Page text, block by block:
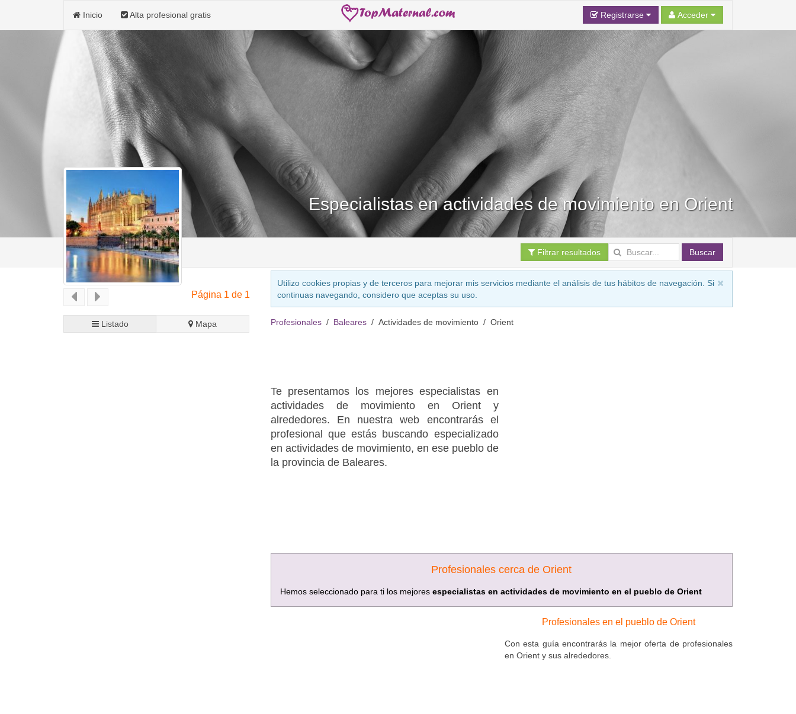
Inicio Alta profesional gratis Registrarse Acceder
Especialistas en actividades de movimiento en Orient
Filtrar resultados Buscar
Página 1 de 1
Listado Mapa
Utilizo cookies propias y de terceros para mejorar mis servicios mediante el análisis de tus hábitos de navegación. Si
continuas navegando, considero que aceptas su uso.
Profesionales Baleares Actividades de movimiento Orient
Te presentamos los mejores especialistas en
actividades de movimiento en Orient y
alrededores. En nuestra web encontrarás el
profesional que estás buscando especializado
en actividades de movimiento, en ese pueblo de
la provincia de Baleares.
Profesionales cerca de Orient
Hemos seleccionado para ti los mejores especialistas en actividades de movimiento en el pueblo de Orient
Profesionales en el pueblo de Orient
Con esta guía encontrarás la mejor oferta de profesionales
en Orient y sus alrededores.